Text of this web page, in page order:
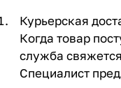
Курьерская
Когда товар
служба
Специалист